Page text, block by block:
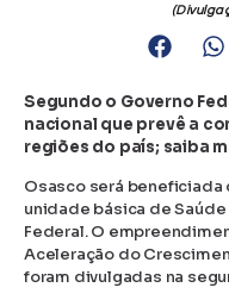
Segundo o Governo
nacional que prevê a
regiões do país; saiba
Osasco será beneficiada
unidade básica de Saúde
Federal. O
Aceleração do
foram divulgadas na